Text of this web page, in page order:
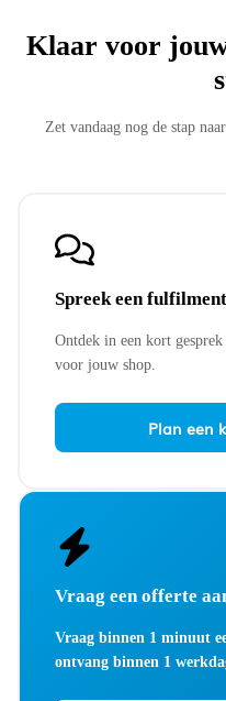
Klaar voor
Zet vandaag nog de stap
Spreek een
Ontdek in een kort
voor jouw shop.
Plan een
Vraag een offerte
Vraag binnen 1 minuut
ontvang binnen 1